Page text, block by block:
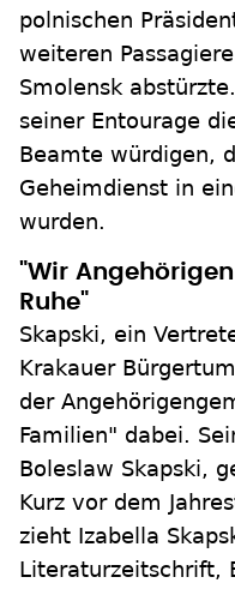
polnischen
weiteren
Smolensk
seiner Entourage
Beamte würdigen,
Geheimdienst in
wurden.
"Wir
Ruhe"
Skapski, ein
Krakauer
der
Familien" dabei.
Boleslaw Skapski,
Kurz vor dem
zieht Izabella
Literaturzeitschrift,